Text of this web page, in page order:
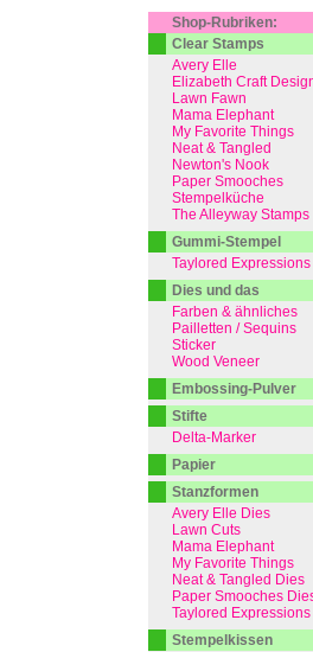
Shop-Rubriken:
Clear Stamps
Avery Elle
Elizabeth Craft
Lawn Fawn
Mama Elephant
My Favorite Things
Neat & Tangled
Newton's Nook
Paper Smooches
Stempelküche
The Alleyway Stamps
Gummi-Stempel
Taylored Expressions
Dies und das
Farben & ähnliches
Pailletten / Sequins
Sticker
Wood Veneer
Embossing-Pulver
Stifte
Delta-Marker
Papier
Stanzformen
Avery Elle Dies
Lawn Cuts
Mama Elephant
My Favorite Things
Neat & Tangled Dies
Paper Smooches
Taylored Expressions
Stempelkissen